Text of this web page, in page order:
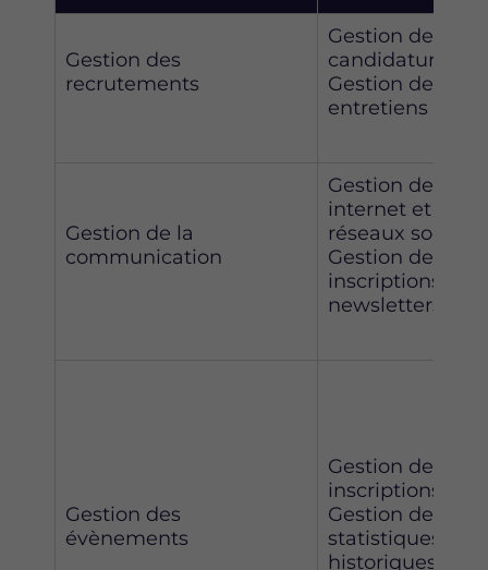
Gestion des
recrutements
Gestion des
candidatures
Gestion des
entretiens
Gestion de la
communication
Gestion des
internet et
réseaux sociaux
Gestion des
inscriptions aux
newsletters
Gestion des
évènements
Gestion des
inscriptions
Gestion des
statistiques et
historiques des